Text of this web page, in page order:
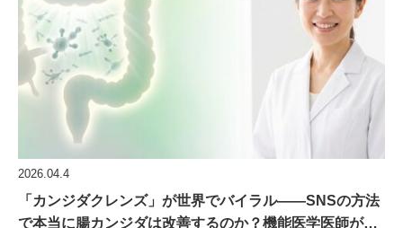
2026.04.4
「カンジダクレンズ」が世界でバイラル——SNSの方法
で本当に腸カンジダは改善するのか？機能医学医師が…